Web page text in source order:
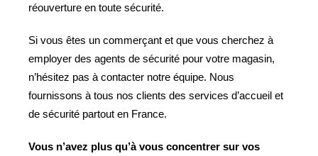
réouverture en toute sécurité.
Si vous êtes un commerçant et que vous cherchez à
employer des agents de sécurité pour votre magasin,
n’hésitez pas à contacter notre équipe. Nous
fournissons à tous nos clients des services d’accueil et
de sécurité partout en France.
Vous n’avez plus qu’à vous concentrer sur vos